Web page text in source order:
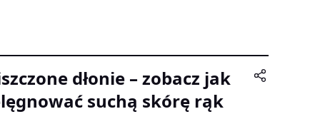
dłonie – zobacz jak
suchą skórę rąk